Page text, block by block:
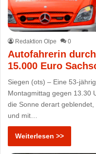
Redaktion Olpe 0
Autofahrerin
15.000 Euro
Siegen (ots) – Eine 53-
Montagmittag gegen 13.30
die Sonne derart
und mit…
Weiterlesen >>